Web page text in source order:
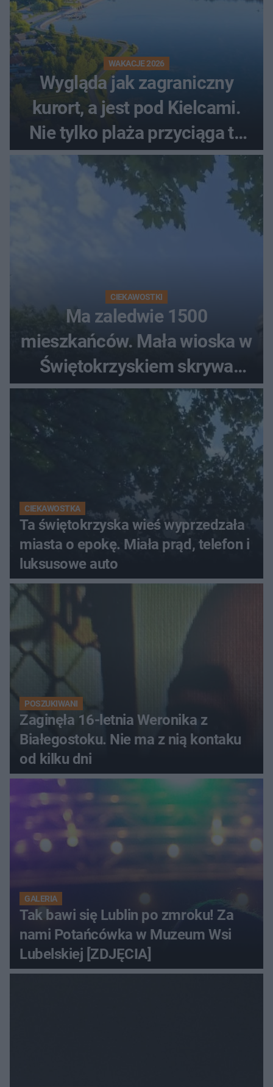
WAKACJE 2026
Wygląda jak zagraniczny
kurort, a jest pod Kielcami.
Nie tylko plaża przyciąga tu
ludzi
CIEKAWOSTKI
Ma zaledwie 1500
mieszkańców. Mała wioska w
Świętokrzyskiem skrywa
zabytki, bywał tu nawet król
CIEKAWOSTKA
Ta świętokrzyska wieś wyprzedzała
miasta o epokę. Miała prąd, telefon i
luksusowe auto
POSZUKIWANI
Zaginęła 16-letnia Weronika z
Białegostoku. Nie ma z nią kontaku
od kilku dni
GALERIA
Tak bawi się Lublin po zmroku! Za
nami Potańcówka w Muzeum Wsi
Lubelskiej [ZDJĘCIA]